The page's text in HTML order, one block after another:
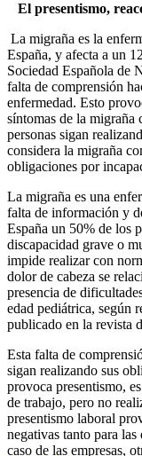
El presentismo,
La migraña es la
España, y afecta a un
Sociedad Española de
falta de comprensión
enfermedad. Esto
síntomas de la migraña
personas sigan
considera la migraña
obligaciones por
La migraña es una
falta de información y
España un 50% de los
discapacidad grave o
impide realizar con
dolor de cabeza se
presencia de
edad pediátrica, según
publicado en la revista
Esta falta de
sigan realizando sus
provoca presentismo,
de trabajo, pero no
presentismo laboral
negativas tanto para
caso de las empresas,